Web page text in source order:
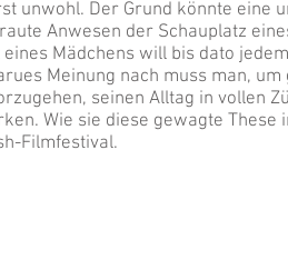
unwohl. Der Grund könnte eine
Anwesen der Schauplatz
Mädchens will bis dato
Meinung nach muss man,
seinen Alltag in vollen
Wie sie diese gewagte These
Filmfestival.